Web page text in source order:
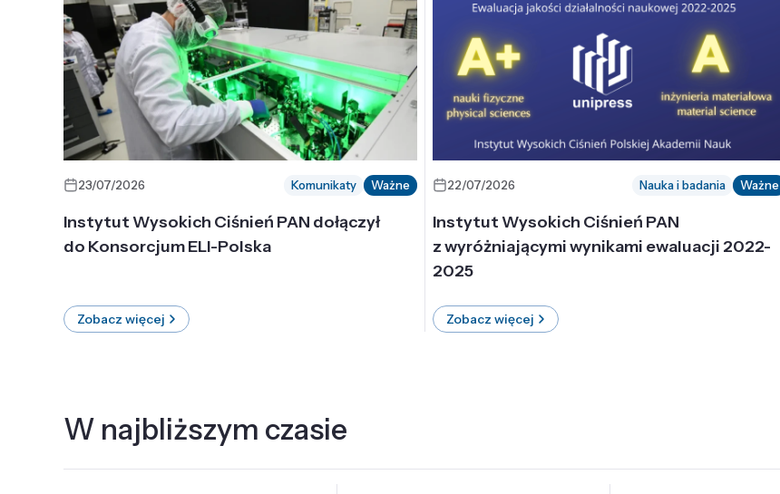
23/07/2026 Komunikaty Ważne
Instytut Wysokich Ciśnień PAN dołączył
do Konsorcjum ELI-Polska
Zobacz więcej
22/07/2026 Nauka i badania Ważne
Instytut Wysokich Ciśnień PAN
z wyróżniającymi wynikami ewaluacji 2022-
2025
Zobacz więcej
W najbliższym czasie